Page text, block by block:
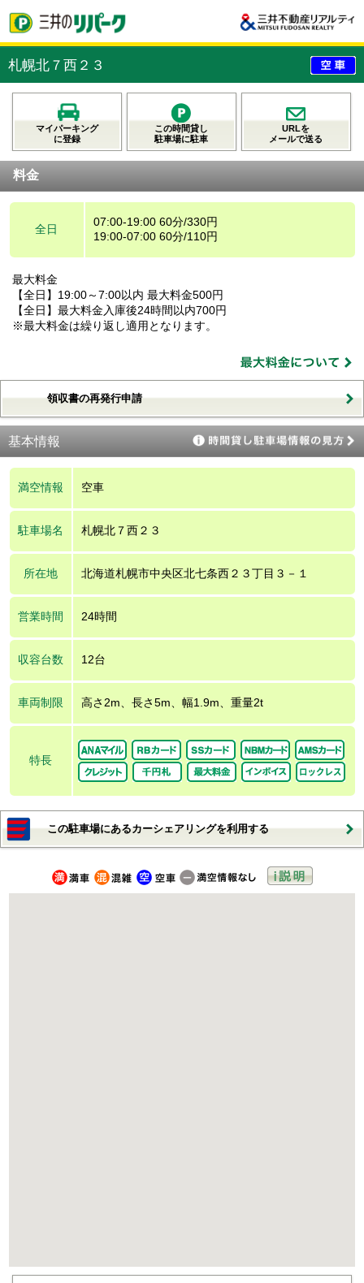
札幌北７西２３
マイパーキング
に登録
この時間貸し
駐車場に駐車
URLを
メールで送る
料金
全日
07:00-19:00 60分/330円
19:00-07:00 60分/110円
最大料金
【全日】19:00～7:00以内 最大料金500円
【全日】最大料金入庫後24時間以内700円
※最大料金は繰り返し適用となります。
領収書の再発行申請
基本情報
満空情報 空車
駐車場名 札幌北７西２３
所在地 北海道札幌市中央区北七条西２３丁目３－１
営業時間 24時間
収容台数 12台
車両制限 高さ2m、長さ5m、幅1.9m、重量2t
特長
この駐車場にあるカーシェアリングを利用する